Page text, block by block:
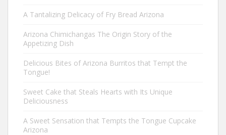
A Tantalizing Delicacy of Fry Bread Arizona
Arizona Chimichangas The Origin Story of the
Appetizing Dish
Delicious Bites of Arizona Burritos that Tempt the
Tongue!
Sweet Cake that Steals Hearts with Its Unique
Deliciousness
A Sweet Sensation that Tempts the Tongue Cupcake
Arizona